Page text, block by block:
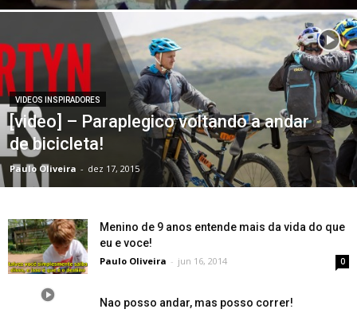
VIDEOS INSPIRADORES
[video] – Paraplegico voltando a andar
de bicicleta!
Paulo Oliveira - dez 17, 2015
Menino de 9 anos entende mais da vida do que
eu e voce!
Paulo Oliveira - jun 16, 2014 0
Nao posso andar, mas posso correr!